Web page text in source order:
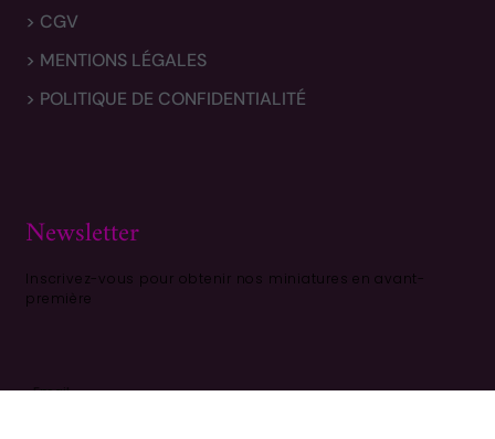
> CGV
> MENTIONS LÉGALES
> POLITIQUE DE CONFIDENTIALITÉ
Newsletter
Inscrivez-vous pour obtenir nos miniatures en avant-
première